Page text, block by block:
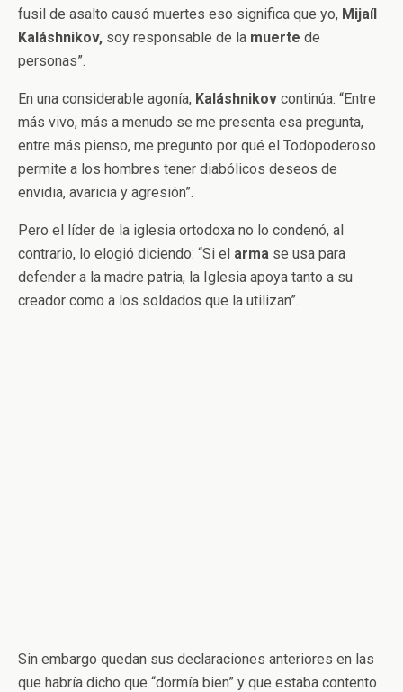
fusil de asalto causó muertes eso significa que yo, Mijaíl
Kaláshnikov, soy responsable de la muerte de
personas”.
En una considerable agonía, Kaláshnikov continúa: “Entre
más vivo, más a menudo se me presenta esa pregunta,
entre más pienso, me pregunto por qué el Todopoderoso
permite a los hombres tener diabólicos deseos de
envidia, avaricia y agresión”.
Pero el líder de la iglesia ortodoxa no lo condenó, al
contrario, lo elogió diciendo: “Si el arma se usa para
defender a la madre patria, la Iglesia apoya tanto a su
creador como a los soldados que la utilizan”.
Sin embargo quedan sus declaraciones anteriores en las
que habría dicho que “dormía bien” y que estaba contento